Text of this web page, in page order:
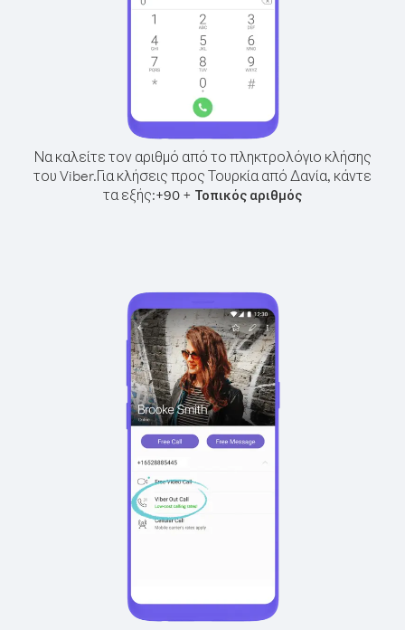
Να καλείτε τον αριθμό από το πληκτρολόγιο κλήσης
του Viber.Για κλήσεις προς Τουρκία από Δανία, κάντε
τα εξής:+90 + Τοπικός αριθμός